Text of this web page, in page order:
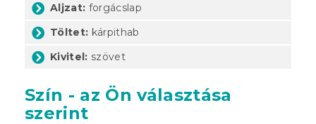
Aljzat: forgácslap
Töltet: kárpithab
Kivitel: szövet
Szín - az Ön választása
szerint